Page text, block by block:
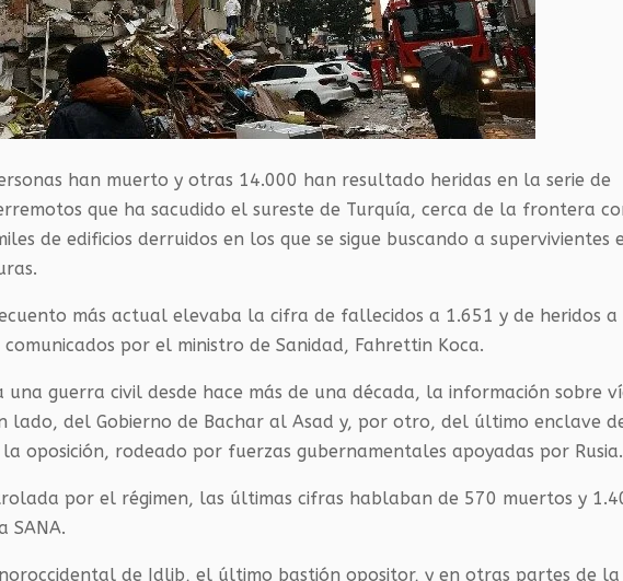
han muerto y otras 14.000 han resultado heridas en la serie de
que ha sacudido el sureste de Turquía, cerca de la frontera
de edificios derruidos en los que se sigue buscando a supervivientes
más actual elevaba la cifra de fallecidos a 1.651 y de heridos a
por el ministro de Sanidad, Fahrettin Koca.
una guerra civil desde hace más de una década, la información sobre
lado, del Gobierno de Bachar al Asad y, por otro, del último enclave
oposición, rodeado por fuerzas gubernamentales apoyadas por Rusia.
por el régimen, las últimas cifras hablaban de 570 muertos y
SANA.
de Idlib, el último bastión opositor, y en otras partes de la